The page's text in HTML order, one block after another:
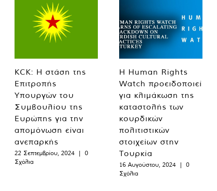
KCK: Η στάση της
Επιτροπής
Υπουργών του
Συμβουλίου της
Ευρώπης για την
απομόνωση είναι
ανεπαρκής
22 Σεπτεμβρίου, 2024 |
0
Σχόλια
Η Human Rights
Watch προειδοποιεί
για κλιμάκωση της
καταστολής των
κουρδικών
πολιτιστικών
στοιχείων στην
Τουρκία
16 Αυγούστου, 2024 |
0
Σχόλια